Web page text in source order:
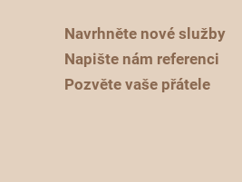
Navrhněte nové služby
Napište nám referenci
Pozvěte vaše přátele